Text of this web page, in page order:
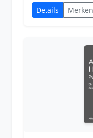
Details Merken